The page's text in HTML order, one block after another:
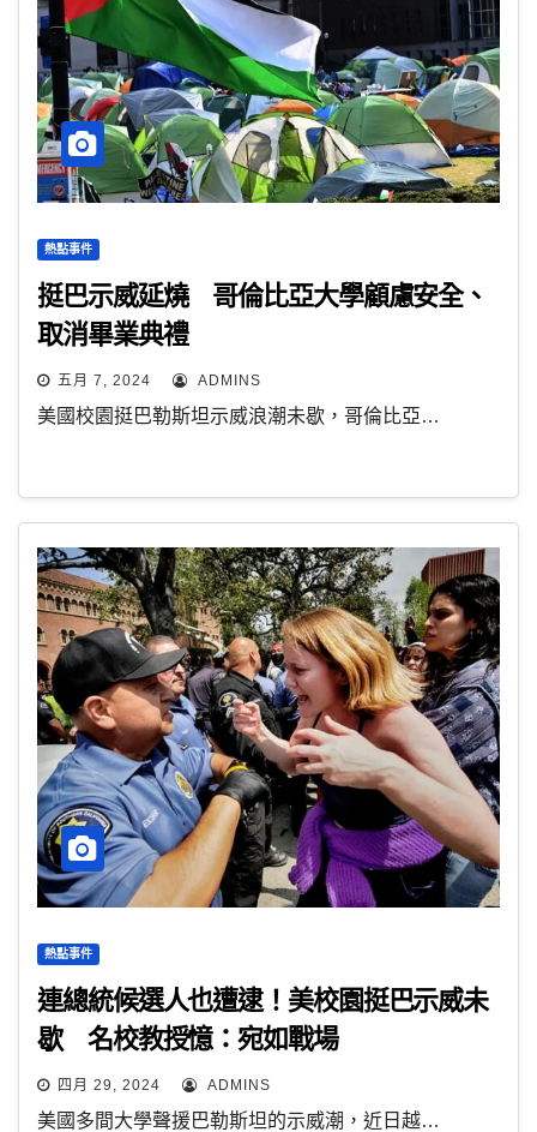
熱點事件
挺巴示威延燒 哥倫比亞大學顧慮安全、
取消畢業典禮
五月 7, 2024 ADMINS
美國校園挺巴勒斯坦示威浪潮未歇，哥倫比亞…
熱點事件
連總統候選人也遭逮！美校園挺巴示威未
歇 名校教授憶：宛如戰場
四月 29, 2024 ADMINS
美國多間大學聲援巴勒斯坦的示威潮，近日越…